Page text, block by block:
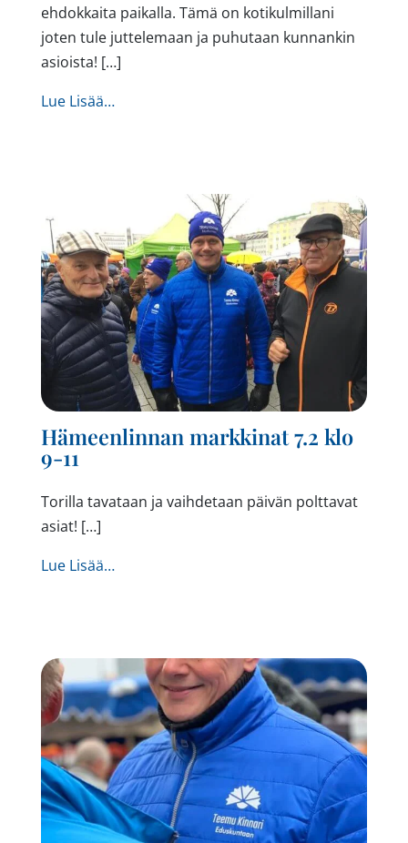
ehdokkaita paikalla. Tämä on kotikulmillani
joten tule juttelemaan ja puhutaan kunnankin
asioista! […]
Lue Lisää…from Hollolan Tori 11.2 klo 10-13
Hämeenlinnan markkinat 7.2 klo
9-11
Torilla tavataan ja vaihdetaan päivän polttavat
asiat! […]
Lue Lisää…from Hämeenlinnan markkinat 7.2 klo 9-11